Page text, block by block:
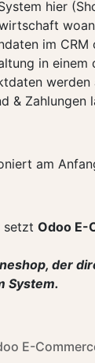
hier
im CRM
in einem
&
am
setzt Odoo E-
der
System.
E-